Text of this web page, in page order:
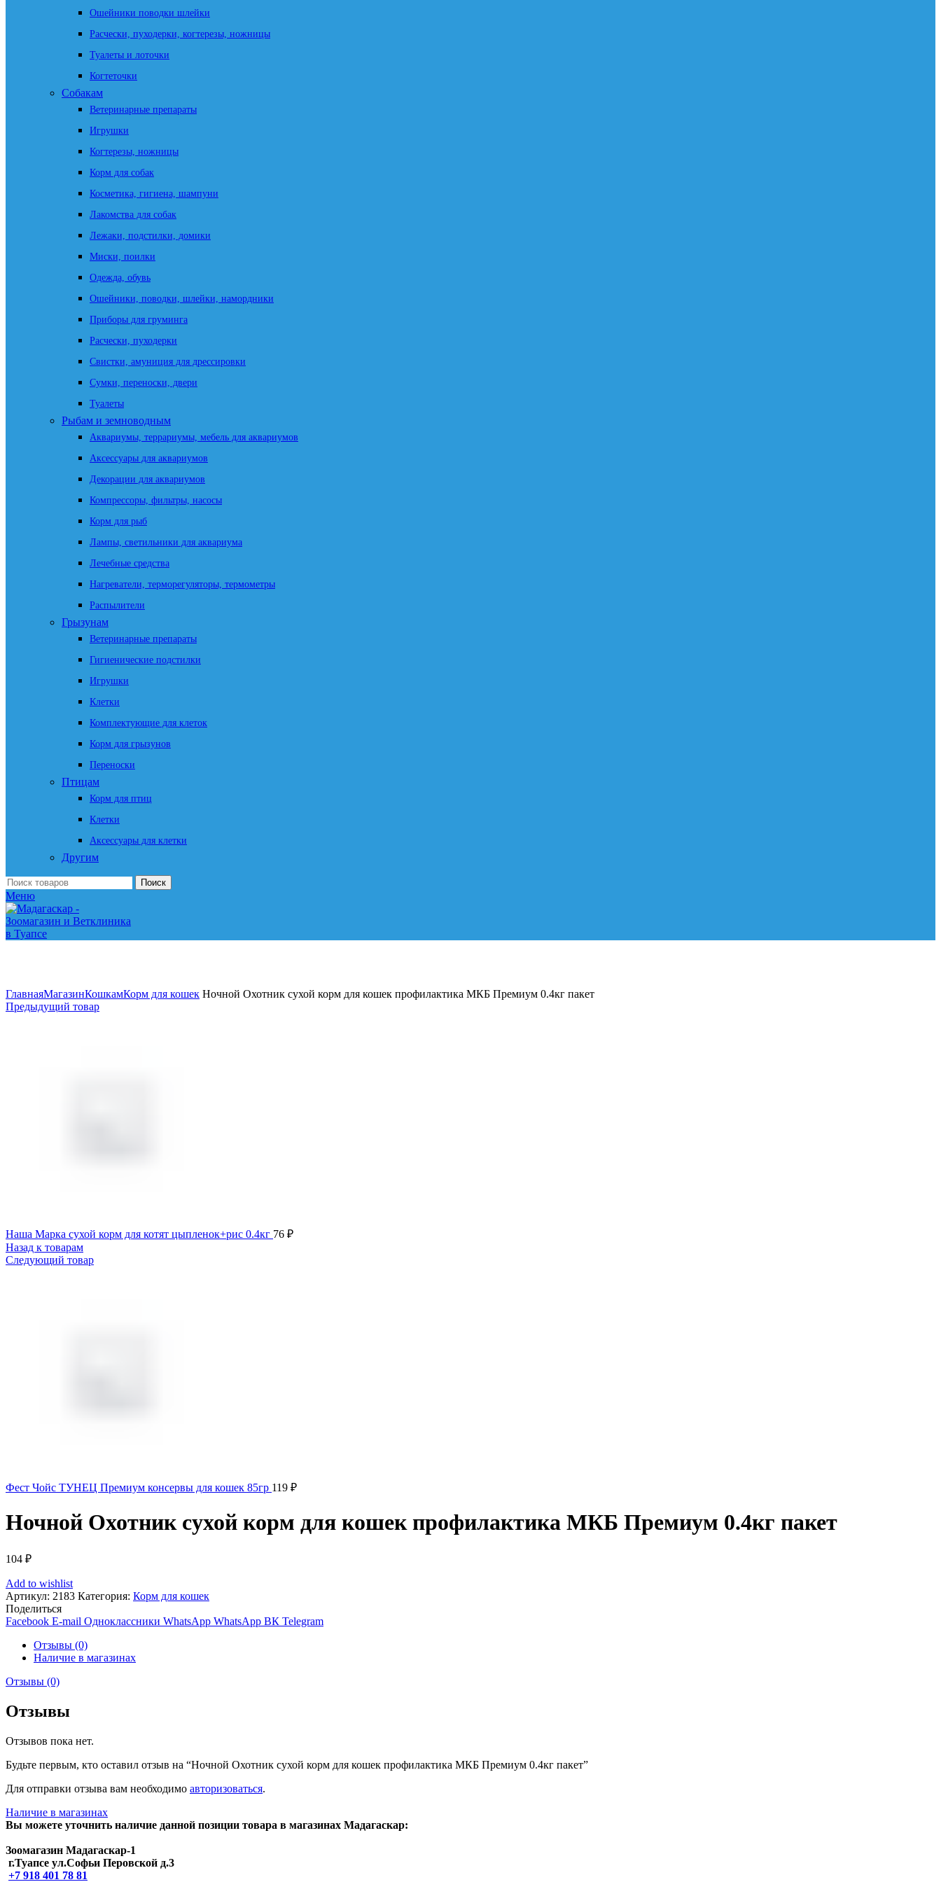
Ошейники поводки шлейки
Расчески, пуходерки, когтерезы, ножницы
Туалеты и лоточки
Когтеточки
Собакам
Ветеринарные препараты
Игрушки
Когтерезы, ножницы
Корм для собак
Косметика, гигиена, шампуни
Лакомства для собак
Лежаки, подстилки, домики
Миски, поилки
Одежда, обувь
Ошейники, поводки, шлейки, намордники
Приборы для груминга
Расчески, пуходерки
Свистки, амуниция для дрессировки
Сумки, переноски, двери
Туалеты
Рыбам и земноводным
Аквариумы, террариумы, мебель для аквариумов
Аксессуары для аквариумов
Декорации для аквариумов
Компрессоры, фильтры, насосы
Корм для рыб
Лампы, светильники для аквариума
Лечебные средства
Нагреватели, терморегуляторы, термометры
Распылители
Грызунам
Ветеринарные препараты
Гигиенические подстилки
Игрушки
Клетки
Комплектующие для клеток
Корм для грызунов
Переноски
Птицам
Корм для птиц
Клетки
Аксессуары для клетки
Другим
Поиск
Меню
ГлавнаяМагазинКошкамКорм для кошек Ночной Охотник сухой корм для кошек профилактика МКБ Премиум 0.4кг пакет
Предыдущий товар
Наша Марка сухой корм для котят цыпленок+рис 0.4кг 76 ₽
Назад к товарам
Следующий товар
Фест Чойс ТУНЕЦ Премиум консервы для кошек 85гр 119 ₽
Ночной Охотник сухой корм для кошек профилактика МКБ Премиум 0.4кг пакет
104 ₽
Add to wishlist
Артикул: 2183 Категория: Корм для кошек
Поделиться
Facebook E-mail Одноклассники WhatsApp WhatsApp ВК Telegram
Отзывы (0)
Наличие в магазинах
Отзывы (0)
Отзывы
Отзывов пока нет.
Будьте первым, кто оставил отзыв на “Ночной Охотник сухой корм для кошек профилактика МКБ Премиум 0.4кг пакет”
Для отправки отзыва вам необходимо авторизоваться.
Наличие в магазинах
Вы можете уточнить наличие данной позиции товара в магазинах Мадагаскар:
Зоомагазин Мадагаскар-1
г.Туапсе ул.Софьи Перовской д.3
+7 918 401 78 81